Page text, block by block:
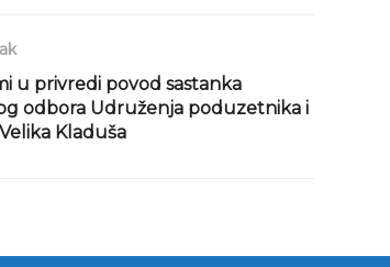
u privredi povod sastanka
odbora Udruženja poduzetnika i
Kladuša